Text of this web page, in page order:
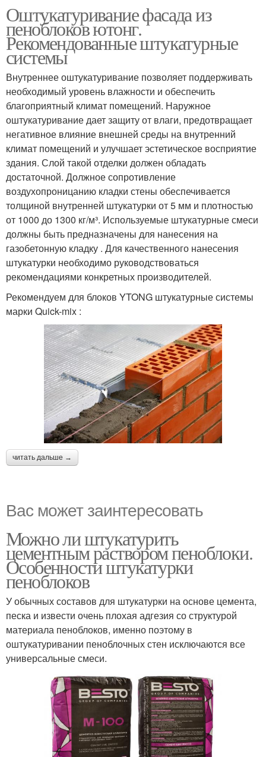
Оштукатуривание фасада из
пеноблоков ютонг.
Рекомендованные штукатурные
системы
Внутреннее оштукатуривание позволяет поддерживать
необходимый уровень влажности и обеспечить
благоприятный климат помещений. Наружное
оштукатуривание дает защиту от влаги, предотвращает
негативное влияние внешней среды на внутренний
климат помещений и улучшает эстетическое восприятие
здания. Слой такой отделки должен обладать
достаточной. Должное сопротивление
воздухопроницанию кладки стены обеспечивается
толщиной внутренней штукатурки от 5 мм и плотностью
от 1000 до 1300 кг/м³. Используемые штукатурные смеси
должны быть предназначены для нанесения на
газобетонную кладку . Для качественного нанесения
штукатурки необходимо руководствоваться
рекомендациями конкретных производителей.
Рекомендуем для блоков YTONG штукатурные системы
марки Quick-mix :
читать дальше →
Вас может заинтересовать
Можно ли штукатурить
цементным раствором пеноблоки.
Особенности штукатурки
пеноблоков
У обычных составов для штукатурки на основе цемента,
песка и извести очень плохая адгезия со структурой
материала пеноблоков, именно поэтому в
оштукатуривании пеноблочных стен исключаются все
универсальные смеси.